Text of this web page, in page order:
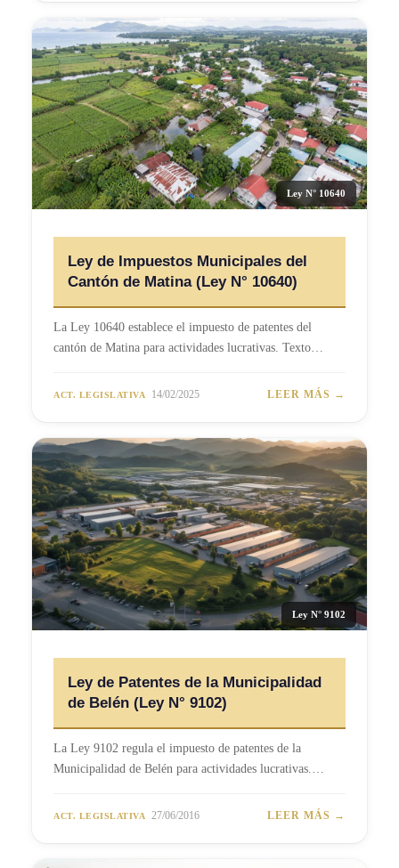
Ley N° 10640
Ley de Impuestos Municipales del
Cantón de Matina (Ley N° 10640)
La Ley 10640 establece el impuesto de patentes del
cantón de Matina para actividades lucrativas. Texto…
ACT. LEGISLATIVA 14/02/2025 LEER MÁS →
Ley N° 9102
Ley de Patentes de la Municipalidad
de Belén (Ley N° 9102)
La Ley 9102 regula el impuesto de patentes de la
Municipalidad de Belén para actividades lucrativas.…
ACT. LEGISLATIVA 27/06/2016 LEER MÁS →